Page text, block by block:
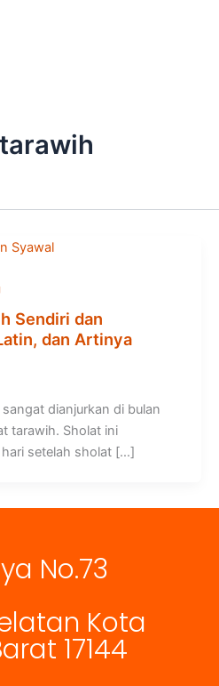
Sendiri dan
dan Artinya
dianjurkan di bulan
tarawih. Sholat ini
setelah sholat […]
No.73
Kota
17144